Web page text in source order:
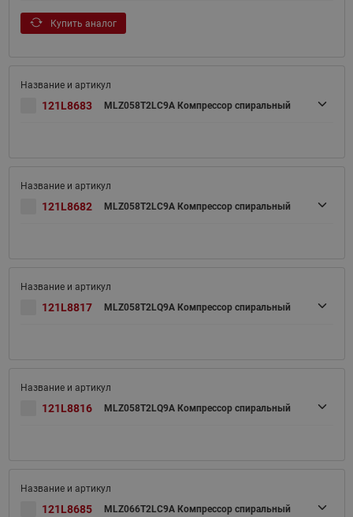
Купить аналог
121L8683 MLZ058T2LC9A Компрессор спиральный
121L8682 MLZ058T2LC9A Компрессор спиральный
121L8817 MLZ058T2LQ9A Компрессор спиральный
121L8816 MLZ058T2LQ9A Компрессор спиральный
121L8685 MLZ066T2LC9A Компрессор спиральный